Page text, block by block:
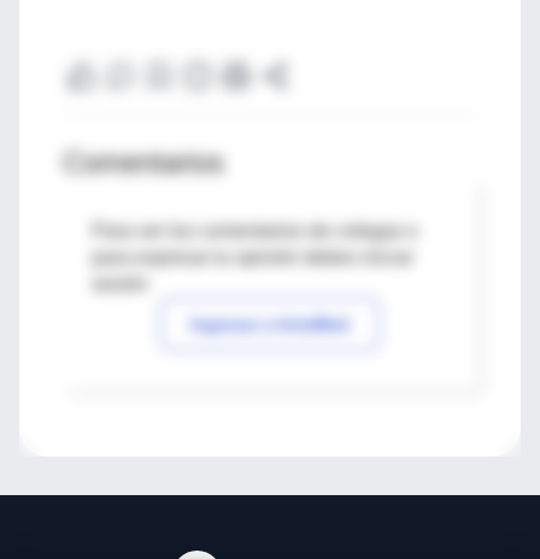
Comentarios
Para ver los comentarios de colegas o
Ingresar a IntraMed